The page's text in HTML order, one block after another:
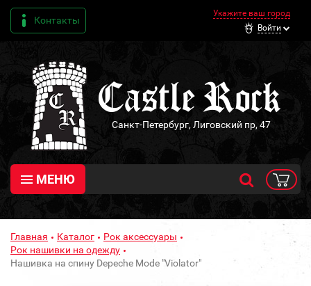
Контакты
Укажите ваш город
Войти
Санкт-Петербург, Лиговский пр, 47
МЕНЮ
Главная Каталог
Рок аксессуары
Рок нашивки на одежду
Нашивка на спину Depeche Mode "Violator"